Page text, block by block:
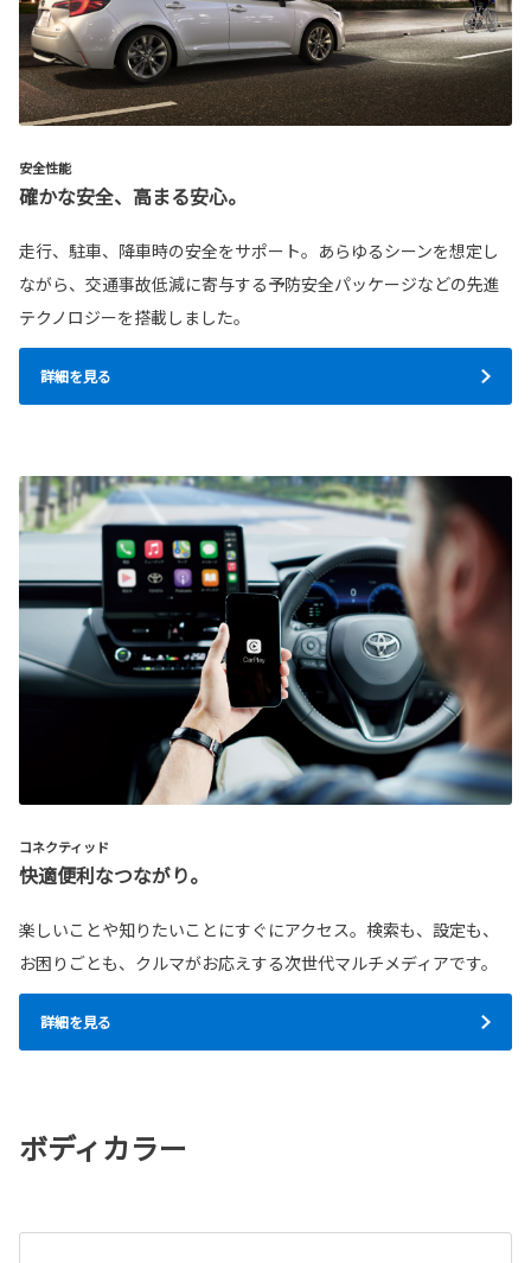
安全性能
確かな安全、高まる安心。
走行、駐車、降車時の安全をサポート。あらゆるシーンを想定し
ながら、交通事故低減に寄与する予防安全パッケージなどの先進
テクノロジーを搭載しました。
詳細を見る
コネクティッド
快適便利なつながり。
楽しいことや知りたいことにすぐにアクセス。検索も、設定も、
お困りごとも、クルマがお応えする次世代マルチメディアです。
詳細を見る
ボディカラー